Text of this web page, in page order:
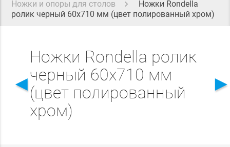
Ножки и опоры для столов
Ножки Rondella
ролик черный 60х710 мм (цвет полированный хром)
◄
Ножки Rondella ролик
черный 60х710 мм
(цвет полированный
хром)